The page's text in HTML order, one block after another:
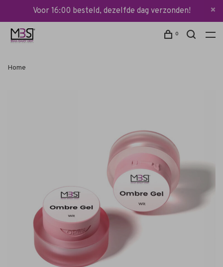
Voor 16:00 besteld, dezelfde dag verzonden!
0
Home